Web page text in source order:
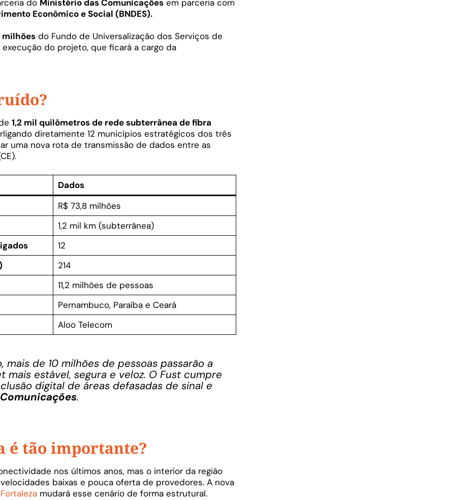
do Ministério das Comunicações em parceria com
Econômico e Social (BNDES).
milhões do Fundo de Universalização dos Serviços de
do projeto, que ficará a cargo da
1,2 mil quilômetros de rede subterrânea de fibra
diretamente 12 municípios estratégicos dos três
uma nova rota de transmissão de dados entre as
Dados
R$ 73,8 milhões
1,2 mil km (subterrânea)
12
214
11,2 milhões de pessoas
Pernambuco, Paraíba e Ceará
Aloo Telecom
mais de 10 milhões de pessoas passarão a
estável, segura e veloz. O Fust cumpre
digital de áreas defasadas de sinal e
.
é tão importante?
nos últimos anos, mas o interior da região
baixas e pouca oferta de provedores. A nova
Fortaleza mudará esse cenário de forma estrutural.